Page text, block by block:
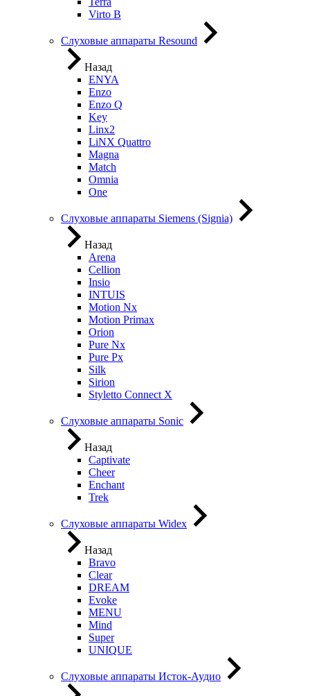
Virto B
Слуховые аппараты Resound
Назад
ENYA
Enzo
Enzo Q
Key
Linx2
LiNX Quattro
Magna
Match
Omnia
One
Слуховые аппараты Siemens (Signia)
Назад
Arena
Cellion
Insio
INTUIS
Motion Nx
Motion Primax
Orion
Pure Nx
Pure Px
Silk
Sirion
Styletto Connect X
Слуховые аппараты Sonic
Назад
Captivate
Cheer
Enchant
Trek
Слуховые аппараты Widex
Назад
Bravo
Clear
DREAM
Evoke
MENU
Mind
Super
UNIQUE
Слуховые аппараты Исток-Аудио